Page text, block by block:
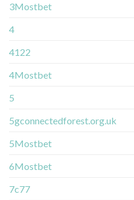
3Mostbet
4
4122
4Mostbet
5
5gconnectedforest.org.uk
5Mostbet
6Mostbet
7c77